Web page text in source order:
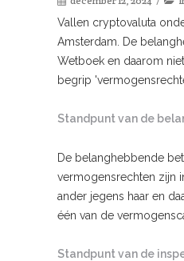
Vallen cryptovaluta
Amsterdam. De
Wetboek en daarom
begrip
Standpunt van de
De belanghebbende
vermogensrechten zijn
ander jegens haar en
één van de
Standpunt van de